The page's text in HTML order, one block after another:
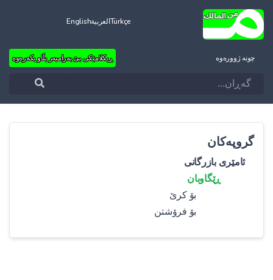
TürkçeالعربيةEnglish
چونه‌ ژووره‌وه‌ ڕیکلامێکی بێ بەرامبەر بڵاو بکەرەوە
گروپەکان
ئامێری بازرگانی
ڕێگاوبان
بۆ کرێ
بۆ فرۆشتن